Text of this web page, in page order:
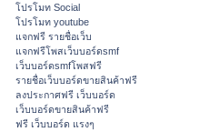
โปรโมท Social
โปรโมท youtube
แจกฟรี รายชื่อเว็บ
แจกฟรีโพสเว็บบอร์ดsmf
เว็บบอร์ดsmfโพสฟรี
รายชื่อเว็บบอร์ดขายสินค้าฟรี
ลงประกาศฟรี เว็บบอร์ด
เว็บบอร์ดขายสินค้าฟรี
ฟรี เว็บบอร์ด แรงๆ